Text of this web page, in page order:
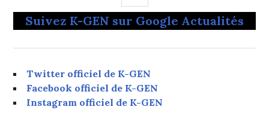
LATÉRALE
Suivez K-GEN sur Google Actualités
Twitter officiel de K-GEN
Facebook officiel de K-GEN
Instagram officiel de K-GEN